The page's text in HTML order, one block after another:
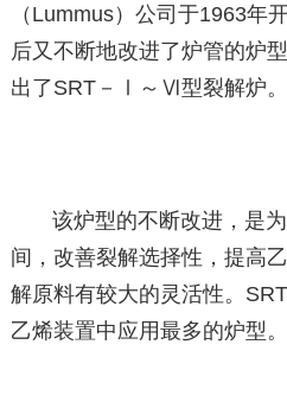
（Lummus）公司于1963年
后又不断地改进了炉管的炉
出了SRT－Ⅰ～Ⅵ型裂解炉。
该炉型的不断改进，是
间，改善裂解选择性，提高
解原料有较大的灵活性。
乙烯装置中应用最多的炉型。